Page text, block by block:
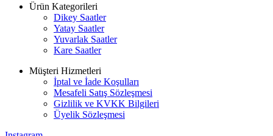
Ürün Kategorileri
Dikey Saatler
Yatay Saatler
Yuvarlak Saatler
Kare Saatler
Müşteri Hizmetleri
İptal ve İade Koşulları
Mesafeli Satış Sözleşmesi
Gizlilik ve KVKK Bilgileri
Üyelik Sözleşmesi